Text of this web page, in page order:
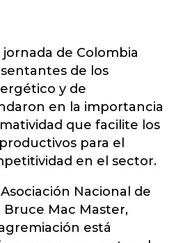
de Colombia
de los
y de
en la importancia
que facilite los
para el
en el sector.
Nacional de
Bruce Mac Master,
está